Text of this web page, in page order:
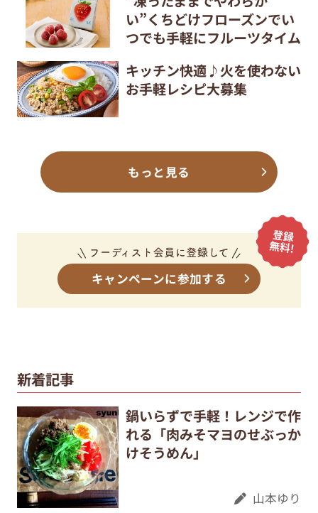
い”くちどけフローズンでい
つでも手軽にフルーツタイム
キッチン快適♪火を使わない
お手軽レシピ大募集
もっと見る
キャンペーンに参加する
新着記事
鍋いらずで手軽！レンジで作
れる「肉みそマヨのせぶっか
けそうめん」
山本ゆり